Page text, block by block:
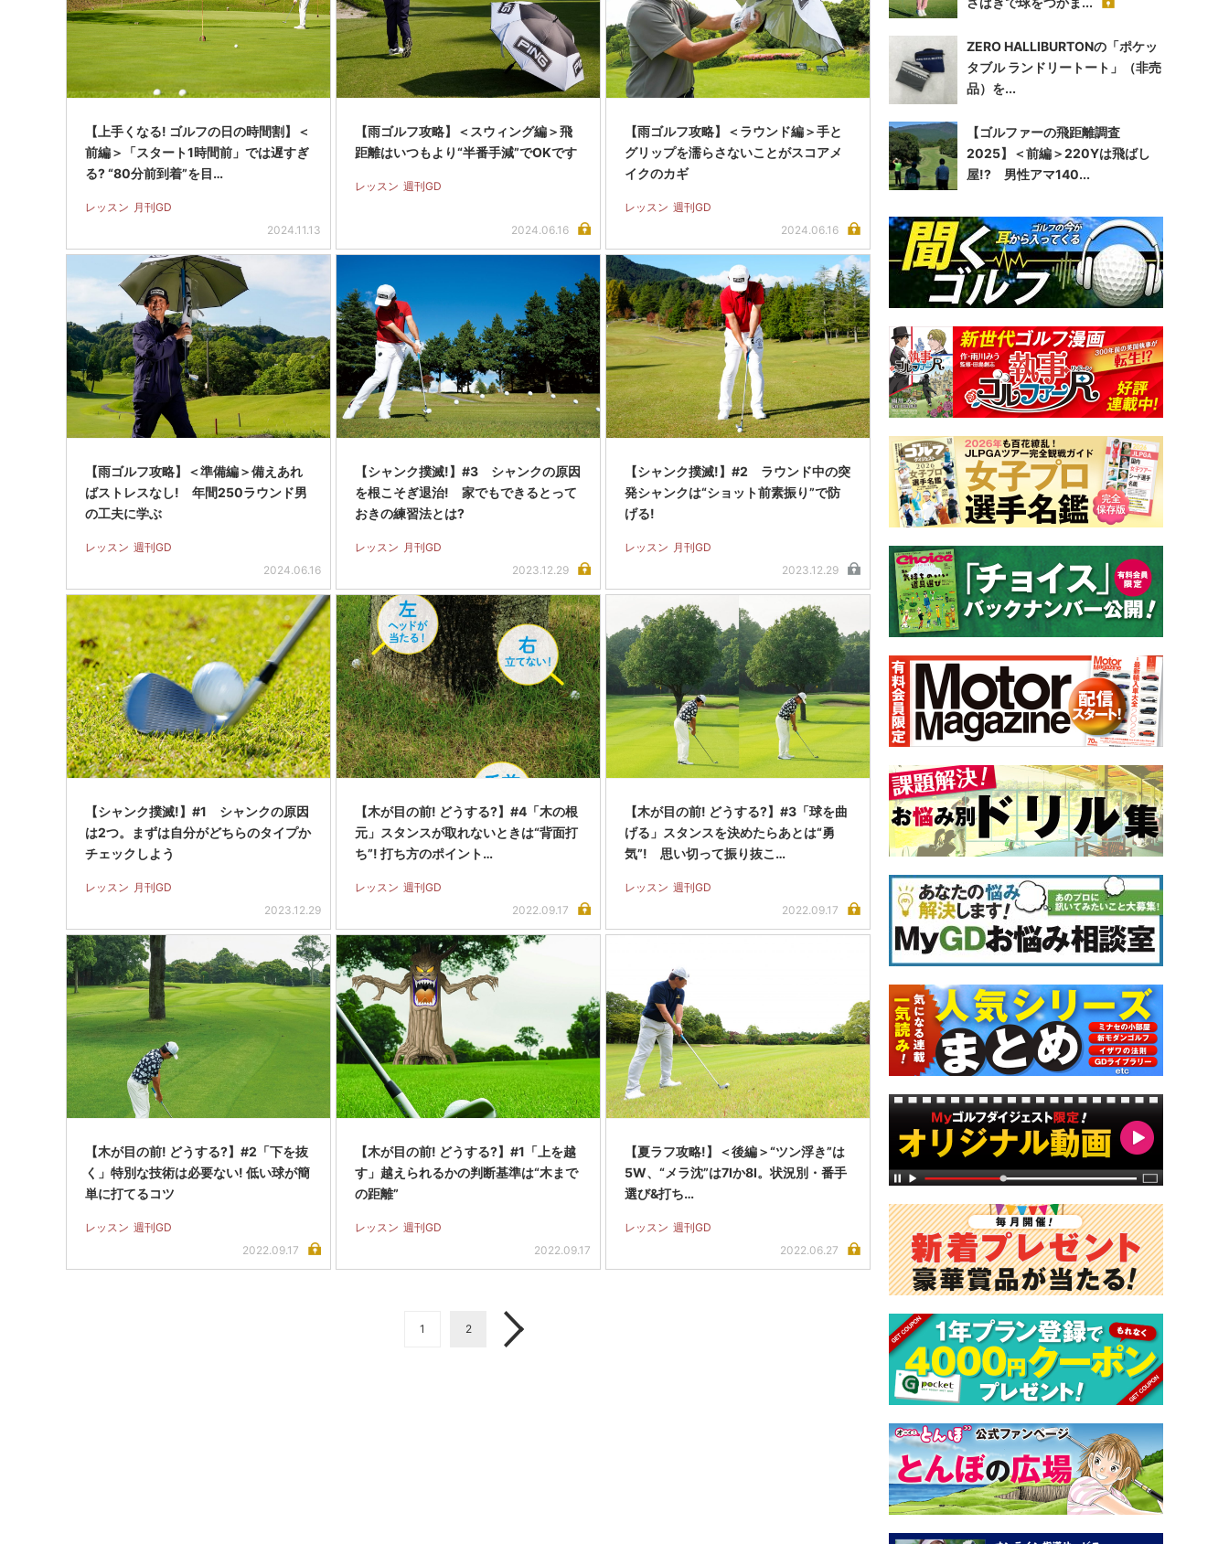
【上手くなる! ゴルフの日の時間割】＜
前編＞「スタート1時間前」では遅すぎ
る? “80分前到着”を目…
レッスン 月刊GD
2024.11.13
【雨ゴルフ攻略】＜スウィング編＞飛
距離はいつもより“半番手減”でOKです
レッスン 週刊GD
2024.06.16
【雨ゴルフ攻略】＜ラウンド編＞手と
グリップを濡らさないことがスコアメ
イクのカギ
レッスン 週刊GD
2024.06.16
【雨ゴルフ攻略】＜準備編＞備えあれ
ばストレスなし! 年間250ラウンド男
の工夫に学ぶ
レッスン 週刊GD
2024.06.16
【シャンク撲滅!】#3 シャンクの原因
を根こそぎ退治! 家でもできるとって
おきの練習法とは?
レッスン 月刊GD
2023.12.29
【シャンク撲滅!】#2 ラウンド中の突
発シャンクは“ショット前素振り”で防
げる!
レッスン 月刊GD
2023.12.29
【シャンク撲滅!】#1 シャンクの原因
は2つ。まずは自分がどちらのタイプか
チェックしよう
レッスン 月刊GD
2023.12.29
【木が目の前! どうする?】#4「木の根
元」スタンスが取れないときは“背面打
ち”! 打ち方のポイント…
レッスン 週刊GD
2022.09.17
【木が目の前! どうする?】#3「球を曲
げる」スタンスを決めたらあとは“勇
気”! 思い切って振り抜こ…
レッスン 週刊GD
2022.09.17
【木が目の前! どうする?】#2「下を抜
く」特別な技術は必要ない! 低い球が簡
単に打てるコツ
レッスン 週刊GD
2022.09.17
【木が目の前! どうする?】#1「上を越
す」越えられるかの判断基準は“木まで
の距離”
レッスン 週刊GD
2022.09.17
【夏ラフ攻略!】＜後編＞“ツン浮き”は
5W、“メラ沈”は7Iか8I。状況別・番手
選び&打ち…
レッスン 週刊GD
2022.06.27
1 2
ZERO HALLIBURTONの「ポケッ
タブル ランドリートート」（非売
品）を...
【ゴルファーの飛距離調査
2025】＜前編＞220Yは飛ばし
屋!? 男性アマ140...